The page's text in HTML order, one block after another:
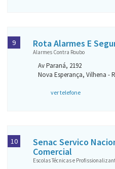
Rota Alarmes E
Alarmes Contra Roubo
Av Paraná, 2192
Nova Esperança, Vilhena -
ver telefone
9
Senac Servico
Comercial
Escolas Técnicas e
10